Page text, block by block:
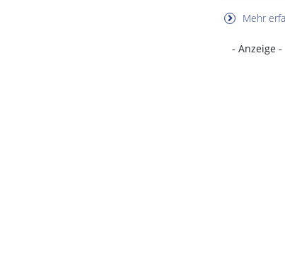
Mehr
- Anzeige -